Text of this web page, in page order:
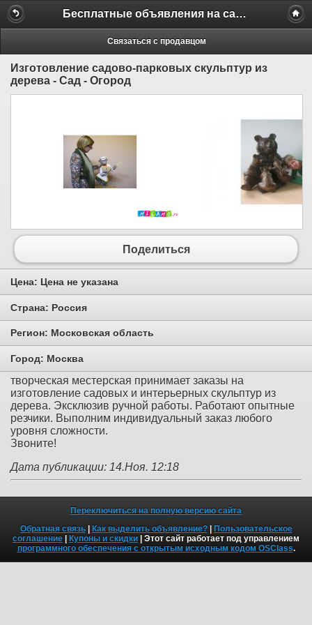
Бесплатные объявления на сайте MILAMO.ru
Связаться с продавцом
Изготовление садово-парковых скульптур из
дерева - Сад - Огород
Поделиться
Цена: Цена не указана
Страна: Россия
Регион: Московская область
Город: Москва
творческая местерская принимает заказы на
изготовление садовых и интерьерных скульптур из
дерева. Эксклюзив ручной работы. Работают опытные
резчики. Выполним индивидуальный заказ любого
уровня сложности.
Звоните!
Дата публикации: 14.Ноя. 12:18
Переключиться на полную версию сайта
Обратная связь| Как выделить объявление?| Пользовательское
соглашение | Купоны и скидки | Этот сайт работает под управлением
программного обеспечения с открытым исходным кодом OSClass.